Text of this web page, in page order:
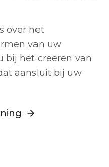
over het
van uw
bij het creëren van
aansluit bij uw